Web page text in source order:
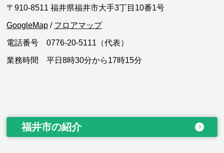
〒910-8511 福井県福井市大手3丁目10番1号
GoogleMap / フロアマップ
電話番号 0776-20-5111（代表）
業務時間 平日8時30分から17時15分
福井市の紹介